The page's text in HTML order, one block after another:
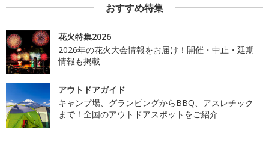
おすすめ特集
花火特集2026
2026年の花火大会情報をお届け！開催・中止・延期
情報も掲載
アウトドアガイド
キャンプ場、グランピングからBBQ、アスレチック
まで！全国のアウトドアスポットをご紹介